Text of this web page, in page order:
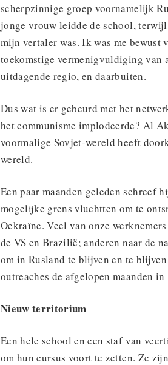
scherpzinnige groep voornamelijk
jonge vrouw leidde de school, terwijl
mijn vertaler was. Ik was me bewust
toekomstige vermenigvuldiging van
uitdagende regio, en daarbuiten.
Dus wat is er gebeurd met het
het communisme implodeerde? Al
voormalige Sovjet-wereld heeft
wereld.
Een paar maanden geleden schreef
mogelijke grens vluchtten om te
Oekraïne. Veel van onze
de VS en Brazilië; anderen naar de
om in Rusland te blijven en te
outreaches de afgelopen maanden
Nieuw territorium
Een hele school en een staf van
om hun cursus voort te zetten. Ze